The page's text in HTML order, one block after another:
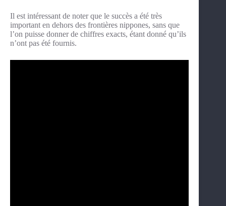
Il est intéressant de noter que le succès a été très
important en dehors des frontières nippones, sans que
l’on puisse donner de chiffres exacts, étant donné qu’ils
n’ont pas été fournis.